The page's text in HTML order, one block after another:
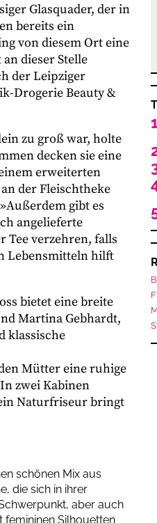
Glasquader, der in
bereits ein
von diesem Ort eine
dieser Stelle
der Leipziger
Drogerie Beauty &
zu groß war, holte
decken sie eine
erweiterten
der Fleischtheke
gibt es
angelieferte
Tee verzehren, falls
Lebensmitteln hilft
bietet eine breite
Martina Gebhardt,
klassische
Mütter eine ruhige
zwei Kabinen
Naturfriseur bringt
schönen Mix aus
die sich in ihrer
aber auch
femininen Silhouetten